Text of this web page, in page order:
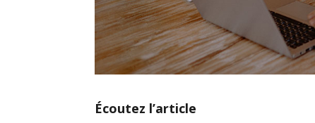
Écoutez l’article